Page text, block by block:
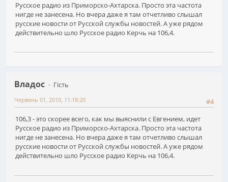
Русское радио из Приморско-Ахтарска. Просто эта частота
нигде не занесена. Но вчера даже я там отчетливо слышал
русские новости от Русской службы новостей. А уже рядом
действительно шло Русское радио Керчь на 106,4.
Владос
Гість
#4
Червень 01, 2010, 11:18:20
106,3 - это скорее всего, как мы выяснили с Евгением, идет
Русское радио из Приморско-Ахтарска. Просто эта частота
нигде не занесена. Но вчера даже я там отчетливо слышал
русские новости от Русской службы новостей. А уже рядом
действительно шло Русское радио Керчь на 106,4.